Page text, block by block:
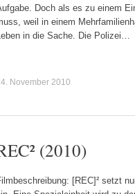
Doch als es zu einem
weil in einem
in die Sache. Die Polizei…
November 2010
(2010)
[REC]² setzt